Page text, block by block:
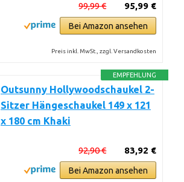
95,99 €
99,99 €
Bei Amazon ansehen
Preis inkl. MwSt., zzgl. Versandkosten
EMPFEHLUNG
Outsunny Hollywoodschaukel 2-
Sitzer Hängeschaukel 149 x 121
x 180 cm Khaki
83,92 €
92,90 €
Bei Amazon ansehen